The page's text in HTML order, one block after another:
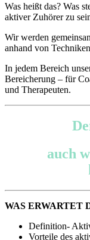
Was heißt das? Was
aktiver Zuhörer zu
Wir werden
anhand von
In jedem Bereich
Bereicherung – für
und Therapeuten.
auch
WAS
Definition-
Vorteile des